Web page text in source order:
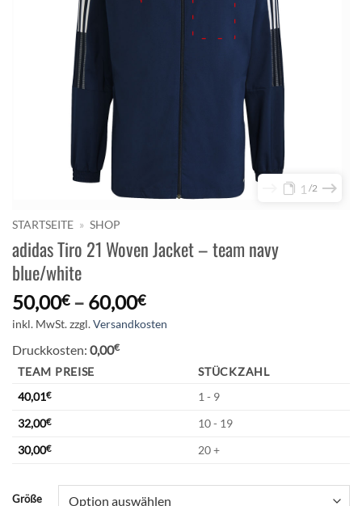
1 2
STARTSEITE » SHOP
adidas Tiro 21 Woven Jacket – team navy
blue/white
50,00€– 60,00€
inkl. MwSt.zzgl.Versandkosten
Druckkosten: 0,00€
TEAM PREISE
STÜCKZAHL
40,01€
1 - 9
32,00€
10 - 19
30,00€ 20 +
Größe
Alternative: